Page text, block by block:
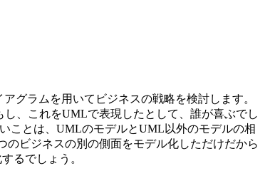
グラムを用いてビジネスの戦略を検討します。
、これをUMLで表現したとして、誰が喜ぶでし
ことは、UMLのモデルとUML以外のモデルの相
ビジネスの別の側面をモデル化しただけだから
るでしょう。